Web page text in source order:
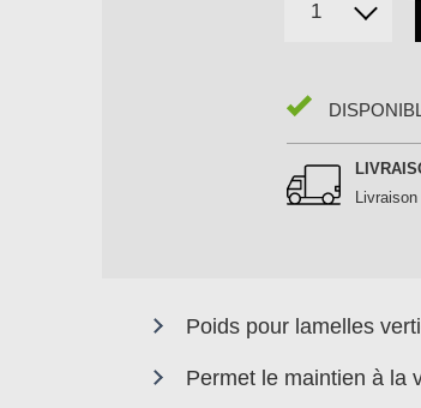
Poids pour lamelles
Permet le maintien à la